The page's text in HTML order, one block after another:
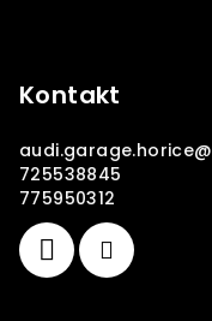
Kontakt
audi.garage.horice@
725538845
775950312